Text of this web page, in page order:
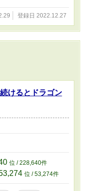
登録日 2022.12.27
けるとドラゴン
位 / 228,640件
位 / 53,274件